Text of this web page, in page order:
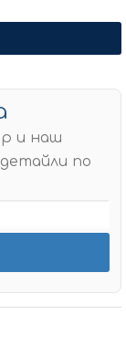
и наш
по